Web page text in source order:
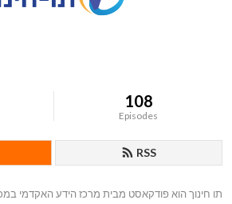
108
Episodes
RSS
תו חינוך הוא פודקאסט מבית מרכז הידע האקדמי